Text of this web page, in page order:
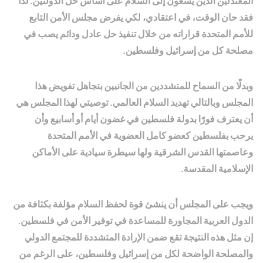
فقد حان الوقت، في اعتقادي، لكي يفرض مجلس الأمن التابع
للأمم المتحدة قراراته من خلال تنفيذ حل عادل ودائم يصب في
مصلحة كل من إسرائيل وفلسطين.
وبدلًا من السماح للمتشددين من الجانبين بتجاهل تفويض هذا
المجلس وبالتالي تهديد السلام العالمي. توصيتي لهذا المجلس هي
أن يعترف فورًا بدولة فلسطين في غضون أيام أو أسابيع وأن
يرحب بفلسطين كعضو كامل العضوية في الأمم المتحدة
وعاصمتها القدس الشرقية ولها سيطرة سيادية على الأماكن
الإسلامية المقدسة.
ويجب على المجلس أن ينشئ قوة لحفظ السلام مؤلفة بكثافة من
الدول العربية المجاورة للمساعدة في توفير الأمن في فلسطين.
إن مثل هذه النتيجة تقع ضمن الإرادة المتشددة للمجتمع الدولي
والمصلحة الواضحة لكل من إسرائيل وفلسطين، على الرغم من